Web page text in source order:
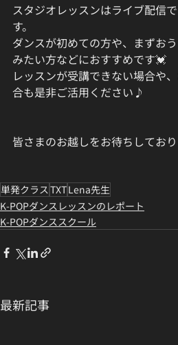
スタジオレッスンはライブ配信
す。
ダンスが初めての方や、まずお
みたい方などにおすすめです💓
レッスンが受講できない場合や
合も是非ご活用ください♪
皆さまのお越しをお待ちしてお
単発クラスTXTLena先生
K-POPダンスレッスンのレポート
K-POPダンススクール
最新記事